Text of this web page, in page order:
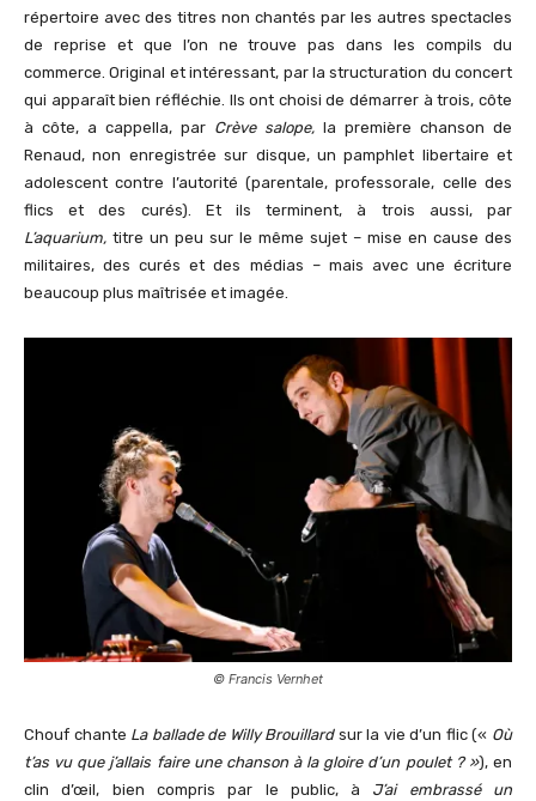
répertoire avec des titres non chantés par les autres spectacles
de reprise et que l’on ne trouve pas dans les compils du
commerce. Original et intéressant, par la structuration du concert
qui apparaît bien réfléchie. Ils ont choisi de démarrer à trois, côte
à côte, a cappella, par Crève salope, la première chanson de
Renaud, non enregistrée sur disque, un pamphlet libertaire et
adolescent contre l’autorité (parentale, professorale, celle des
flics et des curés). Et ils terminent, à trois aussi, par
L’aquarium, titre un peu sur le même sujet – mise en cause des
militaires, des curés et des médias – mais avec une écriture
beaucoup plus maîtrisée et imagée.
© Francis Vernhet
Chouf chante La ballade de Willy Brouillardsur la vie d’un flic (« Où
t’as vu que j’allais faire une chanson à la gloire d’un poulet ? »), en
clin d’œil, bien compris par le public, à J’ai embrassé un